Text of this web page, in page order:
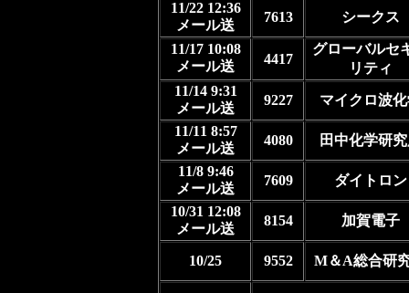
11/22 12:36
メール送
7613 シークス
11/17 10:08
メール送
4417
グローバルセ
リティ
11/14 9:31
メール送
9227
マイクロ波
11/11 8:57
メール送
4080
田中化学研
11/8 9:46
メール送
7609
ダイトロン
10/31 12:08
メール送
8154 加賀電子
10/25 9552 M＆A総合研